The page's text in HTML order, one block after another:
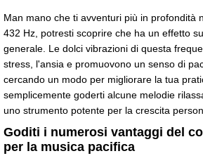
Man mano che ti avventuri più in profondità
432 Hz, potresti scoprire che ha un effetto
generale. Le dolci vibrazioni di questa
stress, l'ansia e promuovono un senso di
cercando un modo per migliorare la tua
semplicemente goderti alcune melodie
uno strumento potente per la crescita
Goditi i numerosi vantaggi del
per la musica pacifica